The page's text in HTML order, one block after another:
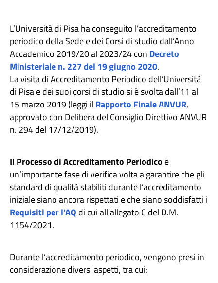
L’Università di Pisa ha conseguito l’accreditamento
periodico della Sede e dei Corsi di studio dall’Anno
Accademico 2019/20 al 2023/24 con Decreto
Ministeriale n. 227 del 19 giugno 2020.
La visita di Accreditamento Periodico dell’Università
di Pisa e dei suoi corsi di studio si è svolta dall’11 al
15 marzo 2019 (leggi il Rapporto Finale ANVUR,
approvato con Delibera del Consiglio Direttivo ANVUR
n. 294 del 17/12/2019).
Il Processo di Accreditamento Periodico è
un’importante fase di verifica volta a garantire che gli
standard di qualità stabiliti durante l’accreditamento
iniziale siano ancora rispettati e che siano soddisfatti i
Requisiti per l’AQ di cui all’allegato C del D.M.
1154/2021.
Durante l’accreditamento periodico, vengono presi in
considerazione diversi aspetti, tra cui: